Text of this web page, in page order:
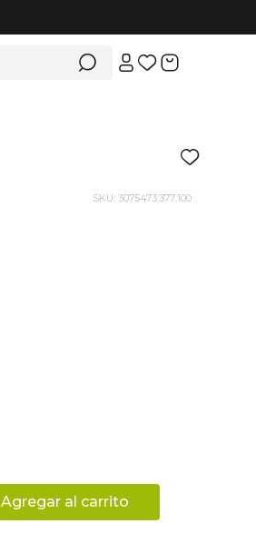
SKU: 3075473:377:100
Agregar al carrito